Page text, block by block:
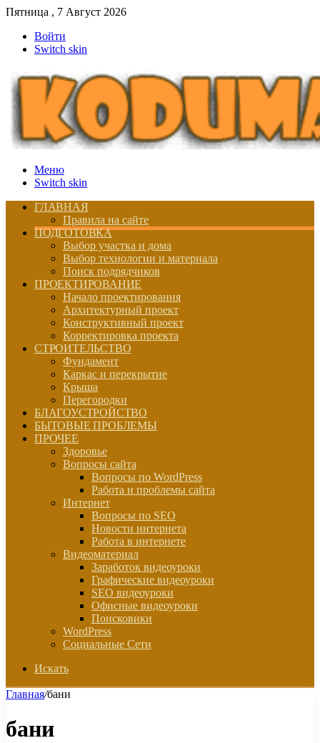
Пятница , 7 Август 2026
Войти
Switch skin
Меню
Switch skin
ГЛАВНАЯ
Правила на сайте
ПОДГОТОВКА
Выбор участка и дома
Выбор технологии и материала
Поиск подрядчиков
ПРОЕКТИРОВАНИЕ
Начало проектирования
Архитектурный проект
Конструктивный проект
Корректировка проекта
СТРОИТЕЛЬСТВО
Фундамент
Каркас и перекрытие
Крыша
Перегородки
БЛАГОУСТРОЙСТВО
БЫТОВЫЕ ПРОБЛЕМЫ
ПРОЧЕЕ
Здоровье
Вопросы сайта
Вопросы по WordPress
Работа и проблемы сайта
Интернет
Вопросы по SEO
Новости интернета
Работа в интернете
Видеоматериал
Заработок видеоуроки
Графические видеоуроки
SEO видеоуроки
Офисные видеоуроки
Поисковики
WordPress
Социальные Сети
Искать
Главная/бани
бани